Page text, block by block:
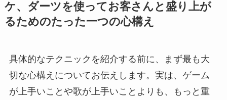
ケ、ダーツを使ってお客さんと盛り上が
るためのたった一つの心構え
具体的なテクニックを紹介する前に、まず最も大
切な心構えについてお伝えします。実は、ゲーム
が上手いことや歌が上手いことよりも、もっと重